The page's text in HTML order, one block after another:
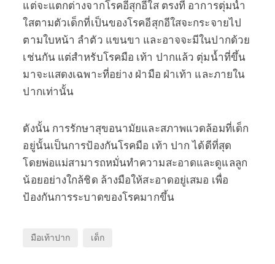
แต่จะแตกต่างจากโรคอีสุกอีใส ตรงที่ อาการตุ่มน้ำ
ใสตามตัวเด็กที่เป็นของโรคอีสุกอีใสจะกระจายไป
ตามใบหน้า ลำตัว แขนขา และอาจจะมีในปากด้วย
เช่นกัน แต่สำหรับโรคมือ เท้า ปากแล้ว ตุ่มน้ำที่ขึ้น
มาจะแสดงเฉพาะที่อย่าง ฝ่ามือ ฝ่าเท้า และภายใน
ปากเท่านั้น
ดังนั้น การรักษาสุขอนามัยและสภาพแวดล้อมที่เด็ก
อยู่นั้นเป็นการป้องกันโรคมือ เท้า ปาก ได้ดีที่สุด
โดยพ่อแม่สามารถหมั่นทำความสะอาดและดูแลลูก
น้อยอย่างใกล้ชิด ล้างมือให้สะอาดอยู่เสมอ เพื่อ
ป้องกันการระบาดของโรคมากขึ้น
มือเท้าปาก เด็ก